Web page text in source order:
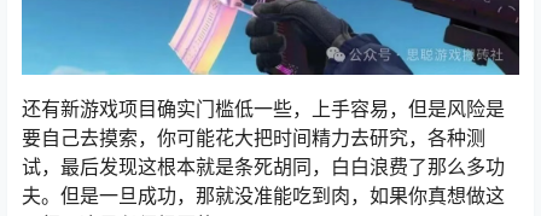
还有新游戏项目确实门槛低一些，上手容易， 但是风险是
要自己去摸索，你可能花大把时间精力去研究，各种测
试，最后发现这根本就是条死胡同，白白浪费了那么多功
夫。但是一旦成功，那就没准能吃到肉，如果你真想做这